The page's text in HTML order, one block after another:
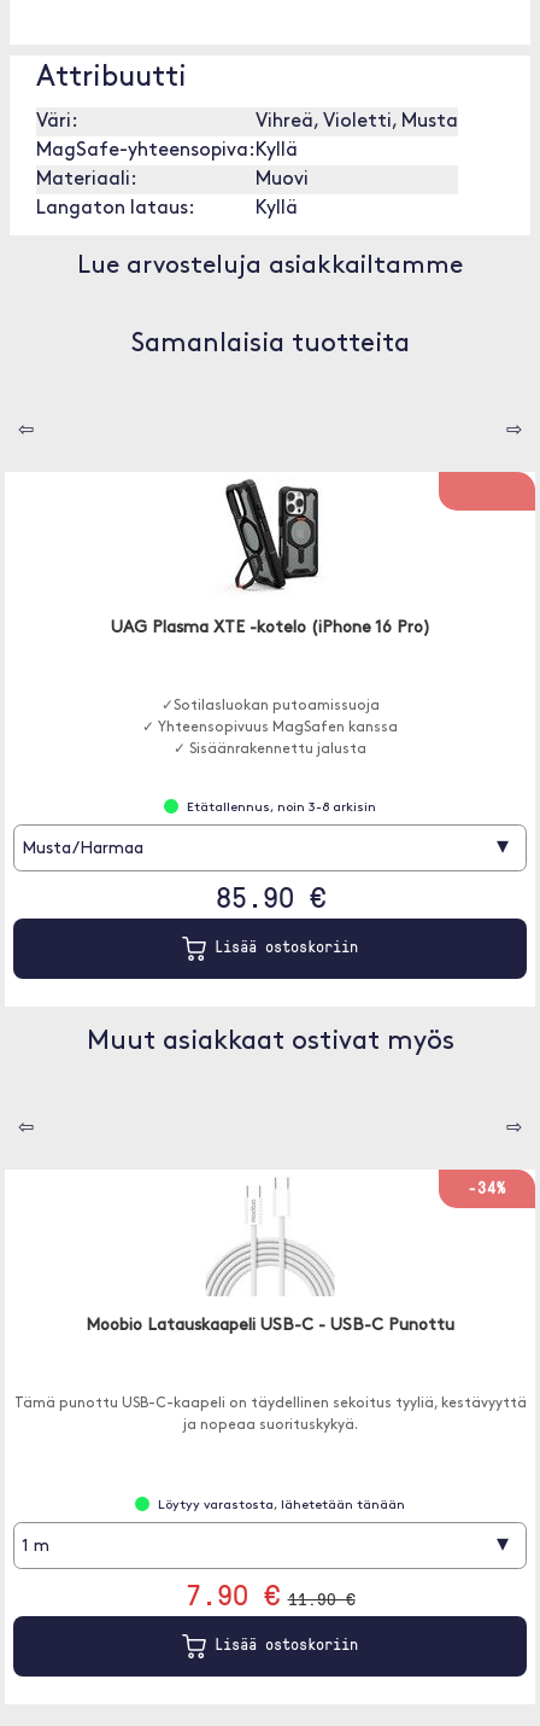
Attribuutti
Väri:
Vihreä, Violetti, Musta
MagSafe-yhteensopiva: Kyllä
Materiaali:
Muovi
Langaton lataus:
Kyllä
Lue arvosteluja asiakkailtamme
Samanlaisia tuotteita
⇦ ⇨
UAG Plasma XTE -kotelo (iPhone 16 Pro)
✓Sotilasluokan putoamissuoja
✓ Yhteensopivuus MagSafen kanssa
✓ Sisäänrakennettu jalusta
Etätallennus, noin 3-8 arkisin
Musta/Harmaa ▾
85.90 €
Lisää ostoskoriin
Muut asiakkaat ostivat myös
⇦ ⇨
-34%
Moobio Latauskaapeli USB-C - USB-C Punottu
Tämä punottu USB-C-kaapeli on täydellinen sekoitus tyyliä, kestävyyttä
ja nopeaa suorituskykyä.
Löytyy varastosta, lähetetään tänään
1 m ▾
7.90 € 11.90 €
Lisää ostoskoriin